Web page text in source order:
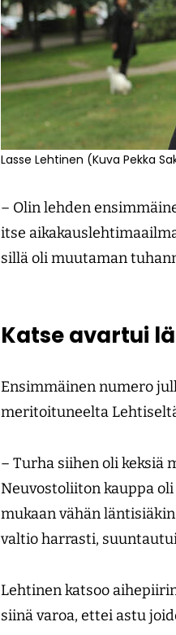
Lasse Lehtinen (Kuva Pekka
– Olin lehden
itse
sillä oli muutaman
Katse avartui
Ensimmäinen numero
meritoituneelta
– Turha siihen oli keksiä
Neuvostoliiton kauppa
mukaan vähän
valtio harrasti,
Lehtinen katsoo
siinä varoa, ettei astu